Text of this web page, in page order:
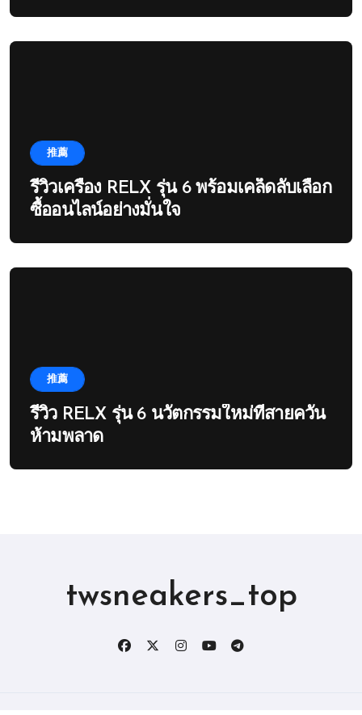
推薦
รีวิวเครื่อง RELX รุ่น 6 พร้อมเคล็ดลับเลือก
ซื้ออนไลน์อย่างมั่นใจ
推薦
รีวิว RELX รุ่น 6 นวัตกรรมใหม่ที่สายควัน
ห้ามพลาด
twsneakers_top